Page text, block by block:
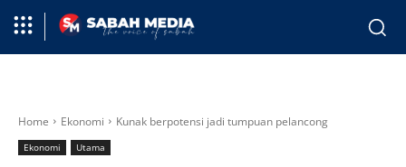
Home Ekonomi Kunak berpotensi jadi tumpuan pelancong
Ekonomi Utama